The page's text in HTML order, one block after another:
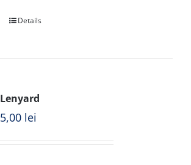
Details
Lenyard
5,00 lei